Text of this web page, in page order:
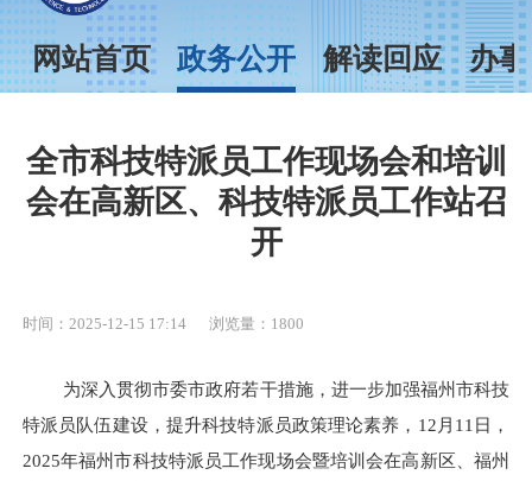
网站首页 政务公开 解读回应 办
全市科技特派员工作现场会和培训
会在高新区、科技特派员工作站召
开
时间：2025-12-15 17:14 浏览量：1800
为深入贯彻市委市政府若干措施，进一步加强福州市科技
特派员队伍建设，提升科技特派员政策理论素养，12月11日，
2025年福州市科技特派员工作现场会暨培训会在高新区、福州